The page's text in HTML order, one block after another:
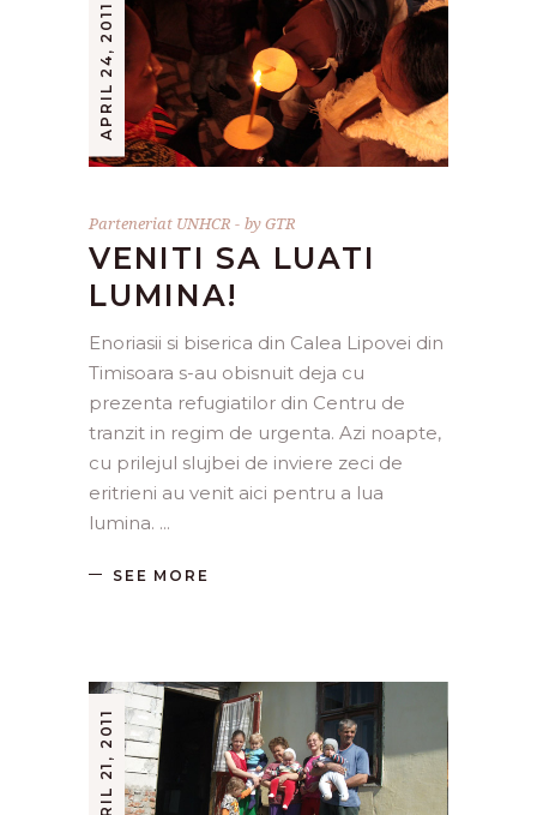
APRIL 24, 2011
Parteneriat UNHCR byGTR
VENITI SA LUATI
LUMINA!
Enoriasii si biserica din Calea Lipovei din
Timisoara s-au obisnuit deja cu
prezenta refugiatilor din Centru de
tranzit in regim de urgenta. Azi noapte,
cu prilejul slujbei de inviere zeci de
eritrieni au venit aici pentru a lua
lumina.
SEE MORE
APRIL 21, 2011